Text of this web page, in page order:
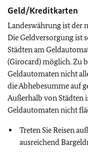
Geld/Kreditkarten
Landeswährung ist der
Die Geldversorgung ist
Städten am
(Girocard) möglich. Zu
Geldautomaten nicht
die Abhebesumme auf
Außerhalb von Städten
Geldautomaten nicht
Treten Sie Reisen
ausreichend